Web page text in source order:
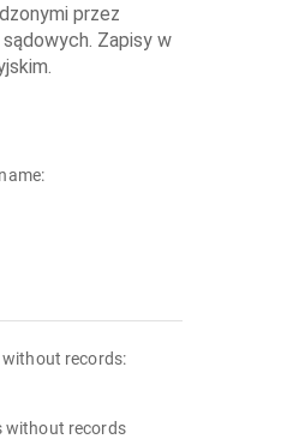
przez
Zapisy w
records:
without records